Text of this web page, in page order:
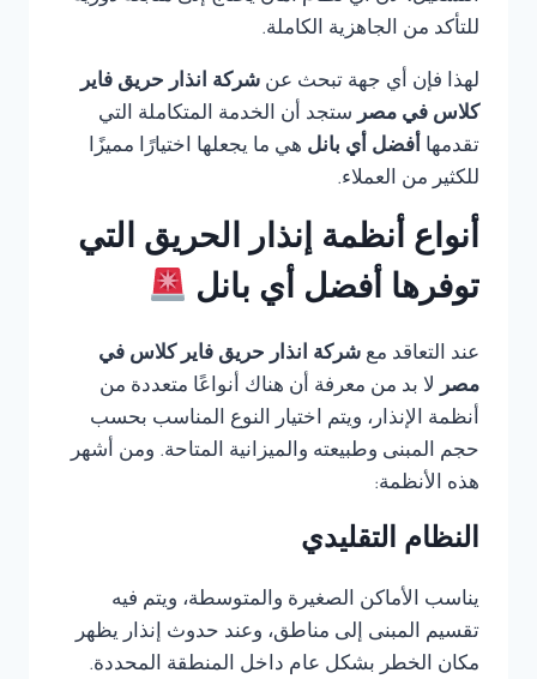
للتأكد من الجاهزية الكاملة.
لهذا فإن أي جهة تبحث عن شركة انذار حريق فاير
كلاس في مصر ستجد أن الخدمة المتكاملة التي
تقدمها أفضل أي بانل هي ما يجعلها اختيارًا مميزًا
للكثير من العملاء.
أنواع أنظمة إنذار الحريق التي
توفرها أفضل أي بانل
عند التعاقد مع شركة انذار حريق فاير كلاس في
مصر لا بد من معرفة أن هناك أنواعًا متعددة من
أنظمة الإنذار، ويتم اختيار النوع المناسب بحسب
حجم المبنى وطبيعته والميزانية المتاحة. ومن أشهر
هذه الأنظمة:
النظام التقليدي
يناسب الأماكن الصغيرة والمتوسطة، ويتم فيه
تقسيم المبنى إلى مناطق، وعند حدوث إنذار يظهر
مكان الخطر بشكل عام داخل المنطقة المحددة.